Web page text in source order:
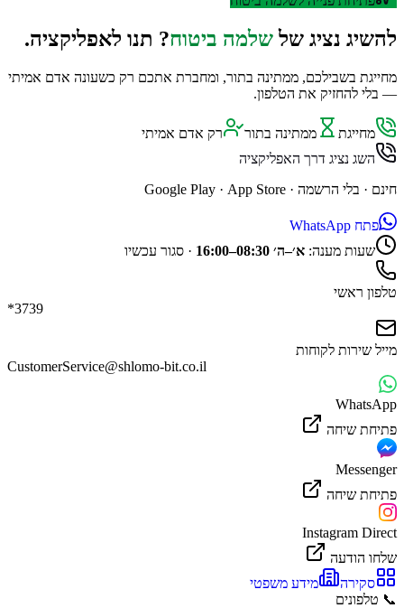
להשיג נציג שלשלמה ביטוח? תנו לאפליקציה.
מחייגת בשבילכם, ממתינה בתור, ומחברת אתכם רק כשעונה אדם אמיתי
— בלי להחזיק את הטלפון.
מחייגת ממתינה בתור
רק אדם אמיתי
השג נציג דרך האפליקציה
חינם · בלי הרשמה · App Store
·
Google Play
פתח WhatsApp
שעות מענה: א׳–ה׳ 08:30–16:00 · סגור עכשיו
טלפון ראשי
*3739
מייל שירות לקוחות
CustomerService@shlomo-bit.co.il
WhatsApp
פתיחת שיחה
Messenger
פתיחת שיחה
Instagram Direct
שלחו הודעה
סקירה
מידע משפטי
📞 טלפונים